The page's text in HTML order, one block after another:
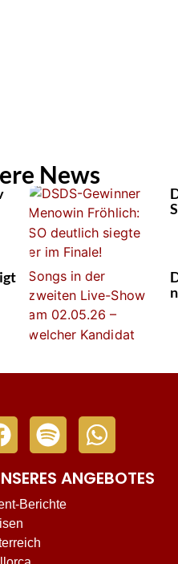
News
ANGEBOTES
Berichte